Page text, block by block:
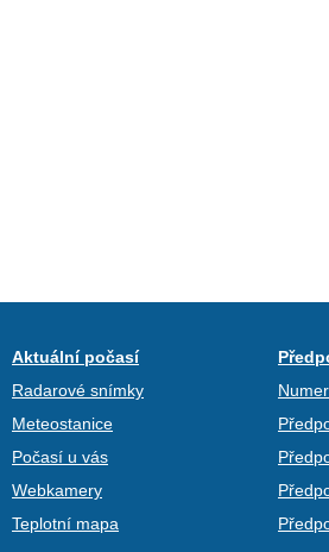
Aktuální počasí
Radarové snímky
Meteostanice
Počasí u vás
Webkamery
Teplotní mapa